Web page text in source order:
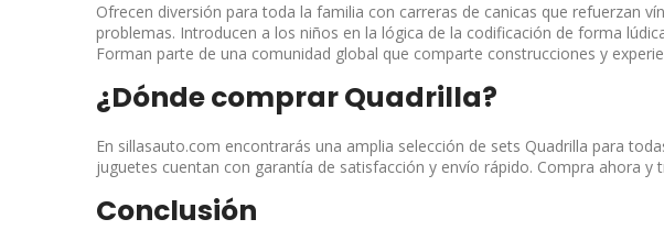
Ofrecen diversión para toda la familia con carreras de canicas que refuerzan
problemas. Introducen a los niños en la lógica de la codificación de forma
Forman parte de una comunidad global que comparte construcciones y
¿Dónde comprar Quadrilla?
En sillasauto.com encontrarás una amplia selección de sets Quadrilla para
juguetes cuentan con garantía de satisfacción y envío rápido. Compra ahora
Conclusión